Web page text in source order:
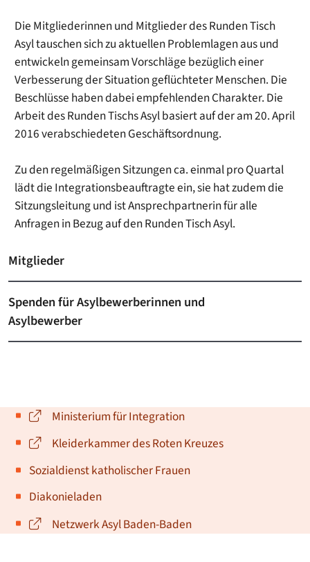
Die Mitgliederinnen und Mitglieder des Runden Tisch
Asyl tauschen sich zu aktuellen Problemlagen aus und
entwickeln gemeinsam Vorschläge bezüglich einer
Verbesserung der Situation geflüchteter Menschen. Die
Beschlüsse haben dabei empfehlenden Charakter. Die
Arbeit des Runden Tischs Asyl basiert auf der am 20. April
2016 verabschiedeten Geschäftsordnung.
Zu den regelmäßigen Sitzungen ca. einmal pro Quartal
lädt die Integrationsbeauftragte ein, sie hat zudem die
Sitzungsleitung und ist Ansprechpartnerin für alle
Anfragen in Bezug auf den Runden Tisch Asyl.
Mitglieder
Spenden für Asylbewerberinnen und
Asylbewerber
Ministerium für Integration
Kleiderkammer des Roten Kreuzes
Sozialdienst katholischer Frauen
Diakonieladen
Netzwerk Asyl Baden-Baden